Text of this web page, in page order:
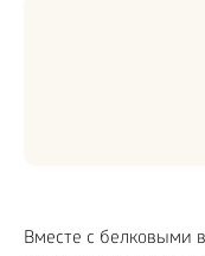
Вместе с белковыми